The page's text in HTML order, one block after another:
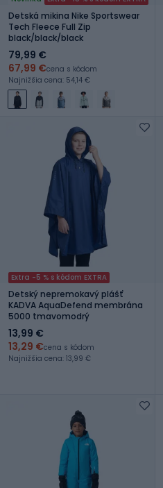
Detská mikina Nike Sportswear
Tech Fleece Full Zip
black/black/black
79,99 €
67,99 €cena s kódom
Najnižšia cena: 54,14 €
Extra -5 % s kódom EXTRA
Detský nepremokavý plášť
KADVA AquaDefend membrána
5000 tmavomodrý
13,99 €
13,29 €cena s kódom
Najnižšia cena: 13,99 €